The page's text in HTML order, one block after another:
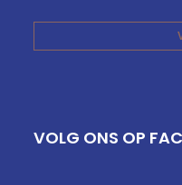
VOLG ONS OP